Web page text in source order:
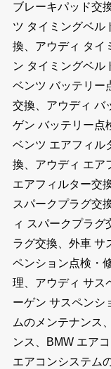
ブレーキパッド交
ツ タイミングベル
換、アウディ タイ
ン タイミングベル
ベンツ バッテリー
交換、アウディ バ
ゲン バッテリー点
ベンツ エアフィル
換、アウディ エア
エアフィルター交
スパークプラグ交
ィ スパークプラグ
ラグ交換、外車 サ
ペンション点検・
理、アウディ サス
ーゲン サスペンシ
ムのメンテナンス
ンス、BMW エア
エアコンシステム